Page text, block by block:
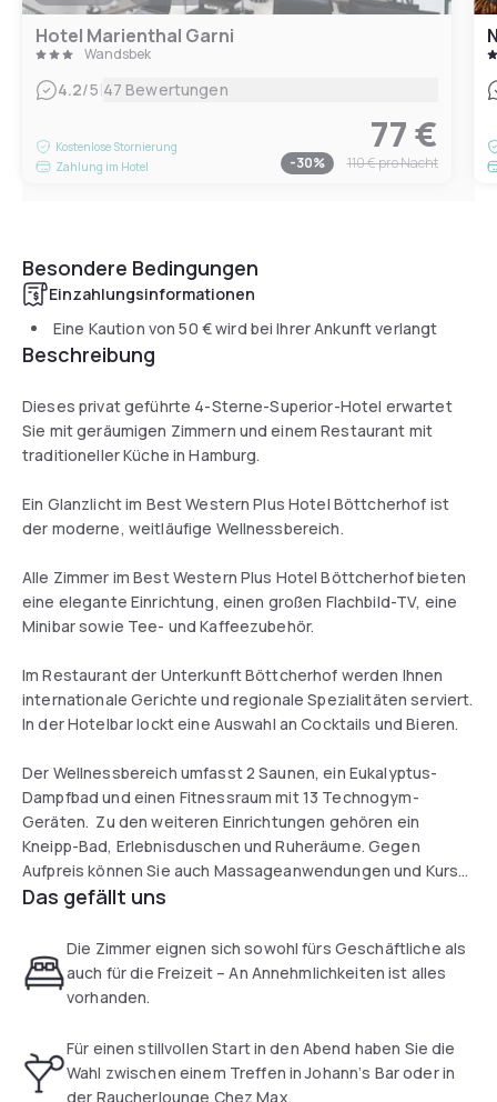
Hotel Marienthal Garni
Wandsbek
4.2/5|47 Bewertungen
Kostenlose Stornierung
Zahlung im Hotel
77 €
-30% 110 €pro Nacht
Besondere Bedingungen
Einzahlungsinformationen
Eine Kaution von50 €wird bei Ihrer Ankunft verlangt
Beschreibung
Dieses privat geführte 4-Sterne-Superior-Hotel erwartet
Sie mit geräumigen Zimmern und einem Restaurant mit
traditioneller Küche in Hamburg.
Ein Glanzlicht im Best Western Plus Hotel Böttcherhof ist
der moderne, weitläufige Wellnessbereich.
Alle Zimmer im Best Western Plus Hotel Böttcherhof bieten
eine elegante Einrichtung, einen großen Flachbild-TV, eine
Minibar sowie Tee- und Kaffeezubehör.
Im Restaurant der Unterkunft Böttcherhof werden Ihnen
internationale Gerichte und regionale Spezialitäten serviert.
In der Hotelbar lockt eine Auswahl an Cocktails und Bieren.
Der Wellnessbereich umfasst 2 Saunen, ein Eukalyptus-
Dampfbad und einen Fitnessraum mit 13 Technogym-
Geräten. Zu den weiteren Einrichtungen gehören ein
Kneipp-Bad, Erlebnisduschen und Ruheräume. Gegen
Aufpreis können Sie auch Massageanwendungen und Kurse
hinzubuchen.
Das gefällt uns
Die Zimmer eignen sich sowohl fürs Geschäftliche als
auch für die Freizeit – An Annehmlichkeiten ist alles
vorhanden.
Für einen stillvollen Start in den Abend haben Sie die
Wahl zwischen einem Treffen in Johann‘s Bar oder in
der Raucherlounge Chez Max.